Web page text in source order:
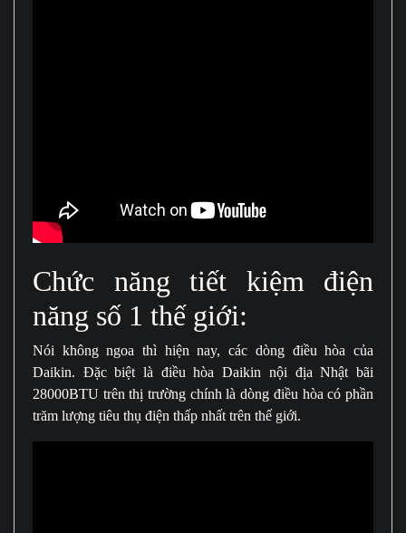
Chức năng tiết kiệm điện
năng số 1 thế giới:
Nói không ngoa thì hiện nay, các dòng điều hòa của
Daikin. Đặc biệt là điều hòa Daikin nội địa Nhật bãi
28000BTU trên thị trường chính là dòng điều hòa có phần
trăm lượng tiêu thụ điện thấp nhất trên thế giới.